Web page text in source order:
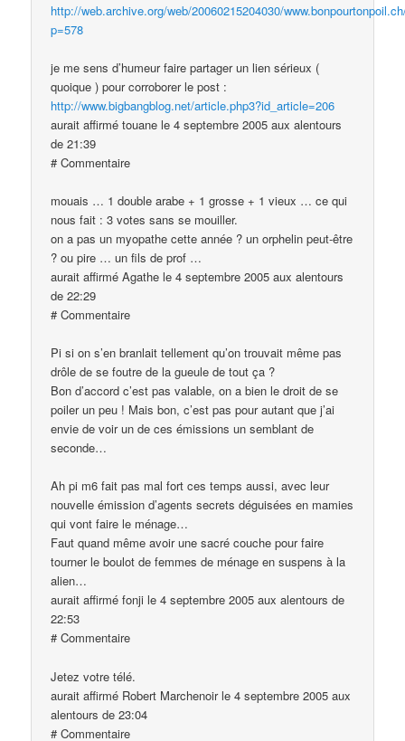
http://web.archive.org/web/20060215204030/
p=578
je me sens d’humeur faire partager un lien sérieux (
quoique ) pour corroborer le post :
http://www.bigbangblog.net/article.php3?id_article=206
aurait affirmé touane le 4 septembre 2005 aux alentours
de 21:39
# Commentaire
mouais … 1 double arabe + 1 grosse + 1 vieux … ce qui
nous fait : 3 votes sans se mouiller.
on a pas un myopathe cette année ? un orphelin peut-être
? ou pire … un fils de prof …
aurait affirmé Agathe le 4 septembre 2005 aux alentours
de 22:29
# Commentaire
Pi si on s’en branlait tellement qu’on trouvait même pas
drôle de se foutre de la gueule de tout ça ?
Bon d’accord c’est pas valable, on a bien le droit de se
poiler un peu ! Mais bon, c’est pas pour autant que j’ai
envie de voir un de ces émissions un semblant de
seconde…
Ah pi m6 fait pas mal fort ces temps aussi, avec leur
nouvelle émission d’agents secrets déguisées en mamies
qui vont faire le ménage…
Faut quand même avoir une sacré couche pour faire
tourner le boulot de femmes de ménage en suspens à la
alien…
aurait affirmé fonji le 4 septembre 2005 aux alentours de
22:53
# Commentaire
Jetez votre télé.
aurait affirmé Robert Marchenoir le 4 septembre 2005 aux
alentours de 23:04
# Commentaire